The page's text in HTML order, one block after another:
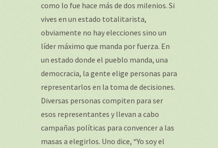
como lo fue hace más de dos milenios. Si
vives en un estado totalitarista,
obviamente no hay elecciones sino un
líder máximo que manda por fuerza. En
un estado donde el pueblo manda, una
democracia, la gente elige personas para
representarlos en la toma de decisiones.
Diversas personas compiten para ser
esos representantes y llevan a cabo
campañas políticas para convencer a las
masas a elegirlos. Uno dice, “Yo soy el